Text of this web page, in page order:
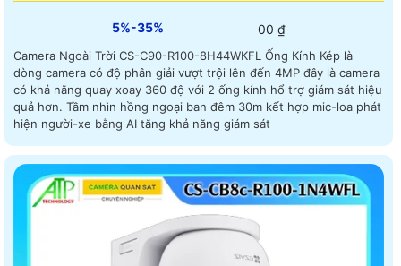
5%-35% 00 ₫
Camera Ngoài Trời CS-C90-R100-8H44WKFL Ống Kính Kép là
dòng camera có độ phân giải vượt trội lên đến 4MP đây là camera
có khả năng quay xoay 360 độ với 2 ống kính hổ trợ giám sát hiệu
quả hơn. Tầm nhìn hồng ngoại ban đêm 30m kết hợp mic-loa phát
hiện người-xe bằng AI tăng khả năng giám sát